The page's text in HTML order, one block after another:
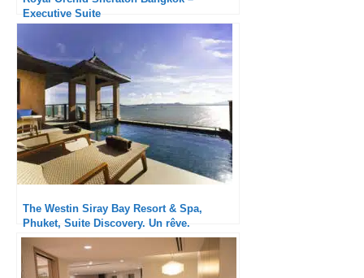
Executive Suite
The Westin Siray Bay Resort & Spa,
Phuket, Suite Discovery. Un rêve.